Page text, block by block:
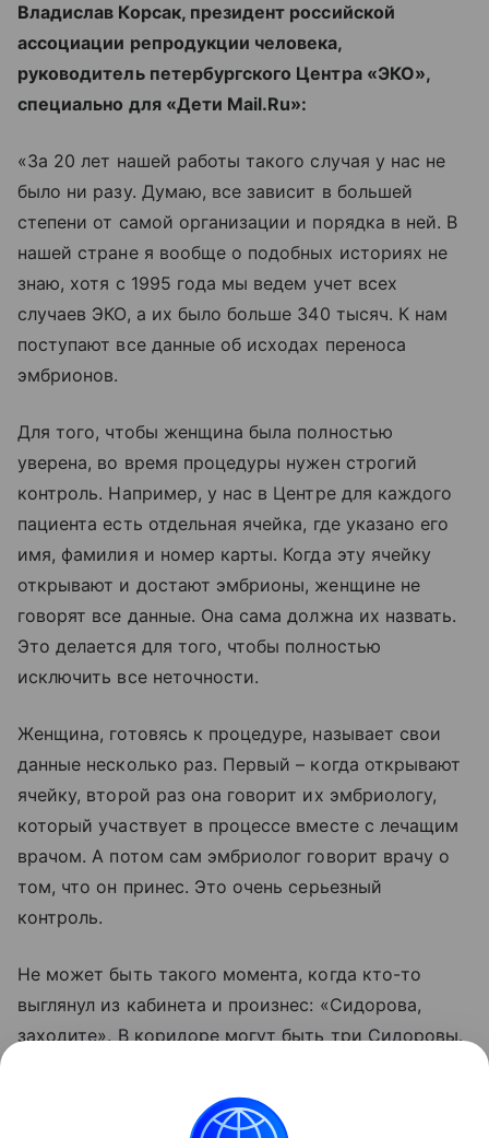
Владислав Корсак, президент российской
ассоциации репродукции человека,
руководитель петербургского Центра «ЭКО»,
специально для «Дети Mail.Ru»:
«За 20 лет нашей работы такого случая у нас не
было ни разу. Думаю, все зависит в большей
степени от самой организации и порядка в ней. В
нашей стране я вообще о подобных историях не
знаю, хотя с 1995 года мы ведем учет всех
случаев ЭКО, а их было больше 340 тысяч. К нам
поступают все данные об исходах переноса
эмбрионов.
Для того, чтобы женщина была полностью
уверена, во время процедуры нужен строгий
контроль. Например, у нас в Центре для каждого
пациента есть отдельная ячейка, где указано его
имя, фамилия и номер карты. Когда эту ячейку
открывают и достают эмбрионы, женщине не
говорят все данные. Она сама должна их назвать.
Это делается для того, чтобы полностью
исключить все неточности.
Женщина, готовясь к процедуре, называет свои
данные несколько раз. Первый – когда открывают
ячейку, второй раз она говорит их эмбриологу,
который участвует в процессе вместе с лечащим
врачом. А потом сам эмбриолог говорит врачу о
том, что он принес. Это очень серьезный
контроль.
Не может быть такого момента, когда кто-то
выглянул из кабинета и произнес: «Сидорова,
заходите». В коридоре могут быть три Сидоровы.
обучают этому порядку. Думаю, в Италии
подобное произошло как раз из-за отсутствия